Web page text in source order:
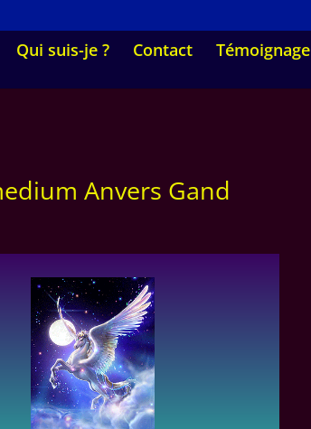
Qui suis-je ? Contact Témoignage
Anvers Gand